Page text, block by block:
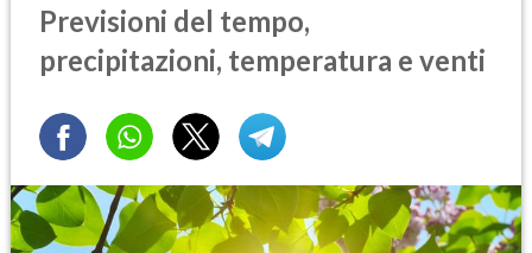
Previsioni del tempo,
precipitazioni, temperatura e venti